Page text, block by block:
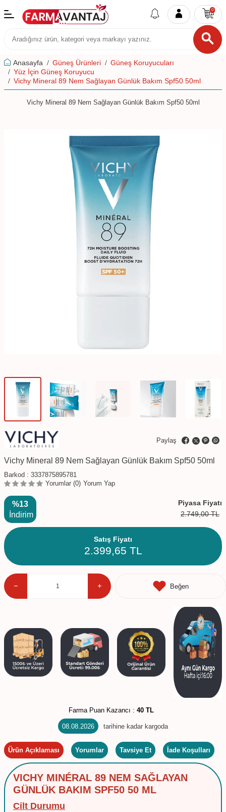
0
Anasayfa Güneş Ürünleri
Güneş Koruyucuları
Yüz İçin Güneş Koruyucu
Vichy Mineral 89 Nem Sağlayan Günlük Bakım Spf50 50ml
Vichy Mineral 89 Nem Sağlayan Günlük Bakım Spf50 50ml
Paylaş
Vichy Mineral 89 Nem Sağlayan Günlük Bakım Spf50 50ml
Barkod : 3337875895781
Yorumlar (0) Yorum Yap
%13
İndirim
Piyasa Fiyatı
2.749,00TL
Satış Fiyatı
2.399,65 TL
Beğen
Farma Puan Kazancı : 40 TL
08.08.2026 tarihine kadar kargoda
Ürün Açıklaması Yorumlar Tavsiye Et İade Koşulları
VICHY MINÉRAL 89 NEM SAĞLAYAN
GÜNLÜK BAKIM SPF50 50 ML
Cilt Durumu